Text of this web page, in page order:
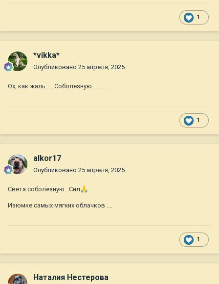
1
*vikka*
Опубликовано 25 апреля, 2025
Ох, как жаль..... Соболезную.............
1
alkor17
Опубликовано 25 апреля, 2025
Света соболезную...Сил 🙏
Изюмке самых мягких облачков ....
1
Наталия Нестерова